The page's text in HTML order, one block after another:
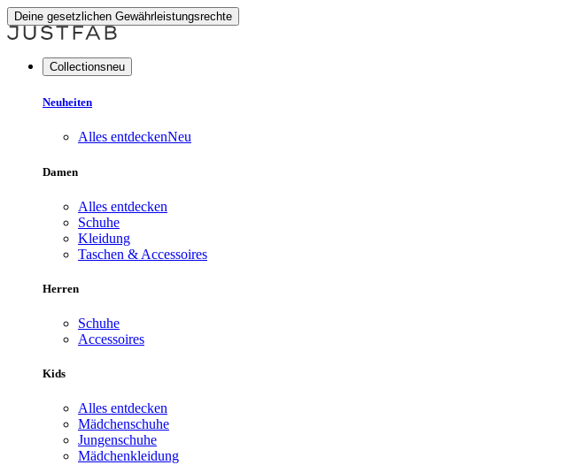
Deine gesetzlichen Gewährleistungsrechte
Collectionsneu
Neuheiten
Alles entdeckenNeu
Damen
Alles entdecken
Schuhe
Kleidung
Taschen & Accessoires
Herren
Schuhe
Accessoires
Kids
Alles entdecken
Mädchenschuhe
Jungenschuhe
Mädchenkleidung